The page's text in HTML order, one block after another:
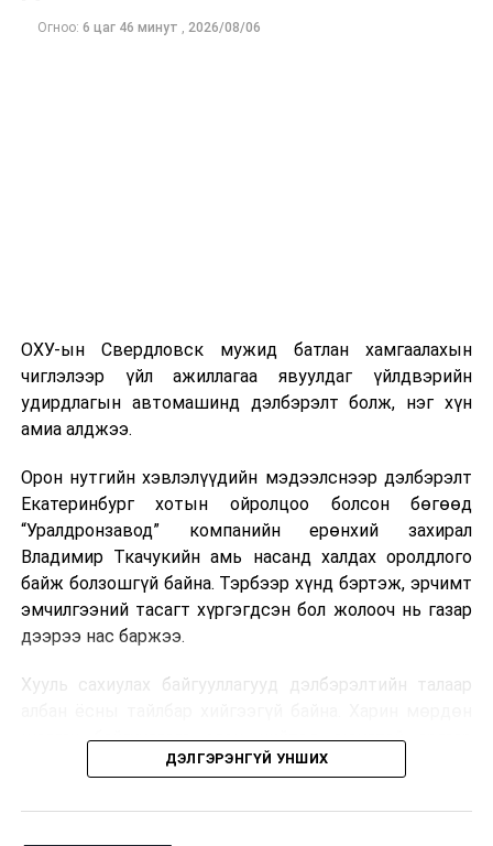
Огноо: 6 цаг 46 минут , 2026/08/06
ОХУ-ын Свердловск мужид батлан хамгаалахын
чиглэлээр үйл ажиллагаа явуулдаг үйлдвэрийн
удирдлагын автомашинд дэлбэрэлт болж, нэг хүн
амиа алджээ.
Орон нутгийн хэвлэлүүдийн мэдээлснээр дэлбэрэлт
Екатеринбург хотын ойролцоо болсон бөгөөд
“Уралдронзавод” компанийн ерөнхий захирал
Владимир Ткачукийн амь насанд халдах оролдлого
байж болзошгүй байна. Тэрбээр хүнд бэртэж, эрчимт
эмчилгээний тасагт хүргэгдсэн бол жолооч нь газар
дээрээ нас баржээ.
Хууль сахиулах байгууллагууд дэлбэрэлтийн талаар
шалгах байгууллага олон нийтэд аюултай аргаар
хүний амь насанд халдахыг завдсан гэх үндэслэлээр
мэдээлжээ.
ДЭЛГЭРЭНГҮЙ УНШИХ